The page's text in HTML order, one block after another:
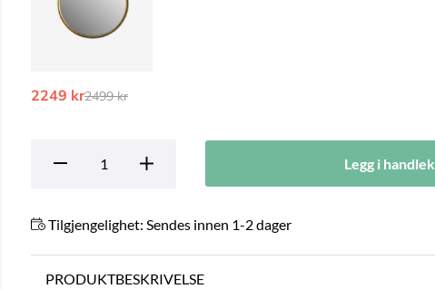
2249 krOrdinarie pris:
2499 kr
Legg i
Tilgjengelighet: Sendes innen 1-2 dager
PRODUKTBESKRIVELSE